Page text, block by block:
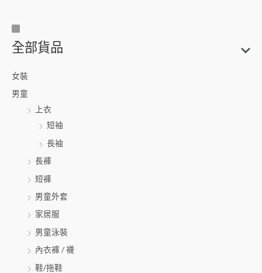
全部貨品
女裝
男童
上衣
短袖
長袖
長褲
短褲
男童外套
家居服
男童泳裝
內衣褲 / 襪
鞋/拖鞋
尺
寸
搜
尋
鍵
字